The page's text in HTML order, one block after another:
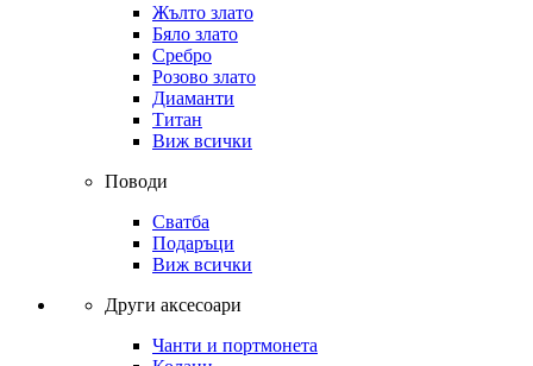
Жълто злато
Бяло злато
Сребро
Розово злато
Диаманти
Титан
Виж всички
Поводи
Сватба
Подаръци
Виж всички
Други аксесоари
Чанти и портмонета